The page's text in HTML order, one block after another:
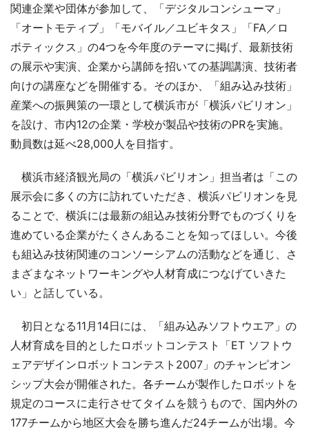
関連企業や団体が参加して、「デジタルコンシューマ」
「オートモティブ」「モバイル／ユビキタス」「FA／ロ
ボティックス」の4つを今年度のテーマに掲げ、最新技術
の展示や実演、企業から講師を招いての基調講演、技術者
向けの講座などを開催する。そのほか、「組み込み技術」
産業への振興策の一環として横浜市が「横浜パビリオン」
を設け、市内12の企業・学校が製品や技術のPRを実施。
動員数は延べ28,000人を目指す。
横浜市経済観光局の「横浜パビリオン」担当者は「この
展示会に多くの方に訪れていただき、横浜パビリオンを見
ることで、横浜には最新の組込み技術分野でものづくりを
進めている企業がたくさんあることを知ってほしい。今後
も組込み技術関連のコンソーシアムの活動などを通じ、さ
まざまなネットワーキングや人材育成につなげていきた
い」と話している。
初日となる11月14日には、「組み込みソフトウエア」の
人材育成を目的としたロボットコンテスト「ET ソフトウ
ェアデザインロボットコンテスト2007」のチャンピオン
シップ大会が開催された。各チームが製作したロボットを
規定のコースに走行させてタイムを競うもので、国内外の
177チームから地区大会を勝ち進んだ24チームが出場。今